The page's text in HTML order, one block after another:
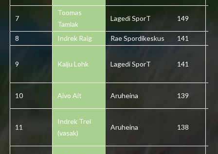
7
Toomas
Tamlak
Lagedi SporT 149
8 Indrek Raig Rae Spordikeskus 141
9 Kalju Lohk Lagedi SporT 141
10 Aivo Ait Aruheina 139
11
Indrek Trei
(vasak)
Aruheina 138